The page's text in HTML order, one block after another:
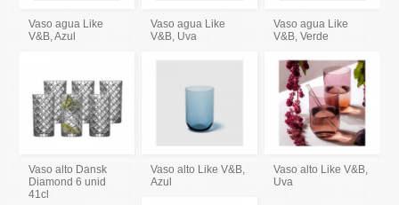
Vaso agua Like
V&B, Azul
Vaso agua Like
V&B, Uva
Vaso agua Like
V&B, Verde
Vaso alto Dansk
Diamond 6 unid
41cl
Vaso alto Like V&B,
Azul
Vaso alto Like V&B,
Uva